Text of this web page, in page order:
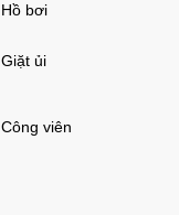
Hồ bơi
Giặt ủi
Công viên